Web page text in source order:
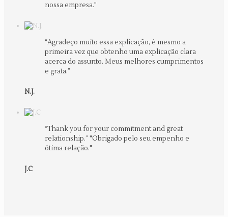
nossa empresa."
“Agradeço muito essa explicação, é mesmo a
primeira vez que obtenho uma explicação clara
acerca do assunto. Meus melhores cumprimentos
e grata.”
N.J.
“Thank you for your commitment and great
relationship.” "Obrigado pelo seu empenho e
ótima relação."
J.C